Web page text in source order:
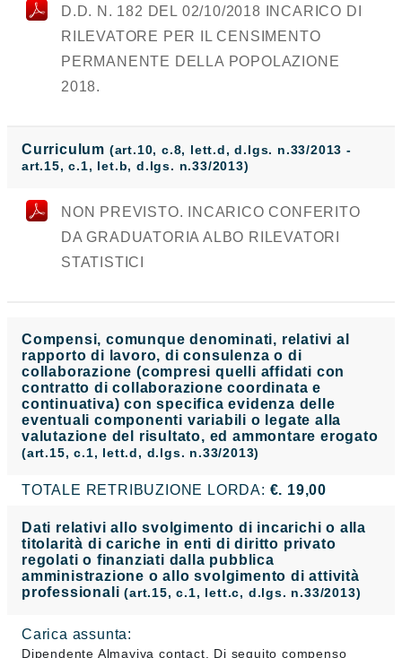
D.D. N. 182 DEL 02/10/2018 INCARICO DI
RILEVATORE PER IL CENSIMENTO
PERMANENTE DELLA POPOLAZIONE
2018.
Curriculum (art.10, c.8, lett.d, d.lgs. n.33/2013 -
art.15, c.1, let.b, d.lgs. n.33/2013)
NON PREVISTO. INCARICO CONFERITO
DA GRADUATORIA ALBO RILEVATORI
STATISTICI
Compensi, comunque denominati, relativi al
rapporto di lavoro, di consulenza o di
collaborazione (compresi quelli affidati con
contratto di collaborazione coordinata e
continuativa) con specifica evidenza delle
eventuali componenti variabili o legate alla
valutazione del risultato, ed ammontare erogato
(art.15, c.1, lett.d, d.lgs. n.33/2013)
TOTALE RETRIBUZIONE LORDA: €. 19,00
Dati relativi allo svolgimento di incarichi o alla
titolarità di cariche in enti di diritto privato
regolati o finanziati dalla pubblica
amministrazione o allo svolgimento di attività
professionali(art.15, c.1, lett.c, d.lgs. n.33/2013)
Carica assunta:
Dipendente Almaviva contact. Di seguito compenso